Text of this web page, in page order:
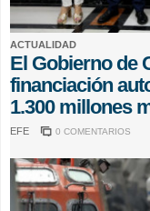
ACTUALIDAD
El Gobierno de
financiación
1.300 millones
EFE 0 COMENTARIOS